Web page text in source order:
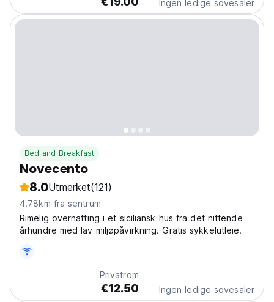
Ingen ledige sovesaler
Bed and Breakfast
Novecento
8.0Utmerket(121)
4.78km fra sentrum
Rimelig overnatting i et siciliansk hus fra det nittende
århundre med lav miljøpåvirkning. Gratis sykkelutleie.
Privatrom
€12.50 Ingen ledige sovesaler